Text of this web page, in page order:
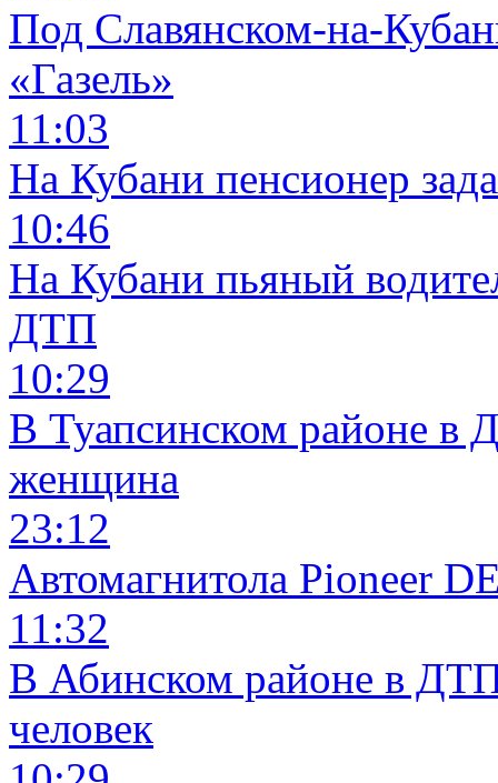
Под Славянском-на-
«Газель»
11:03
На Кубани пенсионер
10:46
На Кубани пьяный
ДТП
10:29
В Туапсинском районе в
женщина
23:12
Автомагнитола Pioneer
11:32
В Абинском районе в
человек